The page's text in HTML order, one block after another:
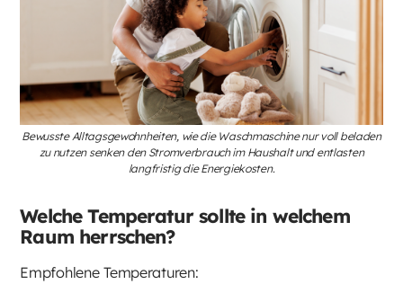
Bewusste Alltagsgewohnheiten, wie die Waschmaschine nur voll beladen
zu nutzen senken den Stromverbrauch im Haushalt und entlasten
langfristig die Energiekosten.
Welche Temperatur sollte in welchem
Raum herrschen?
Empfohlene Temperaturen: